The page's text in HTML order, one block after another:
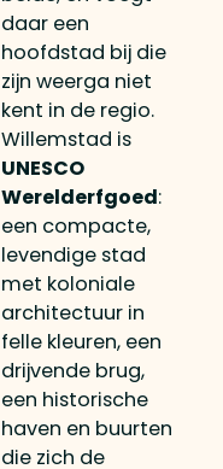
daar een
hoofdstad bij die
zijn weerga niet
kent in de regio.
Willemstad is
UNESCO
Werelderfgoed:
een compacte,
levendige stad
met koloniale
architectuur in
felle kleuren, een
drijvende brug,
een historische
haven en buurten
die zich de